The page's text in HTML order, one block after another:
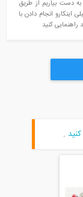
دست بیاریم از طریق
انجام دادن با
راهنمایی کنید
.